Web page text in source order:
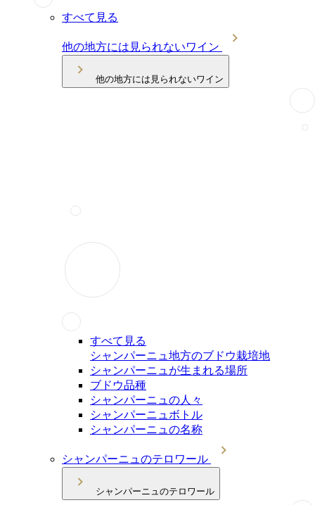
すべて見る
他の地方には見られないワイン
他の地方には見られないワイン
すべて見る
シャンパーニュ地方のブドウ栽培地
シャンパーニュが生まれる場所
ブドウ品種
シャンパーニュの人々
シャンパーニュボトル
シャンパーニュの名称
シャンパーニュのテロワール
シャンパーニュのテロワール